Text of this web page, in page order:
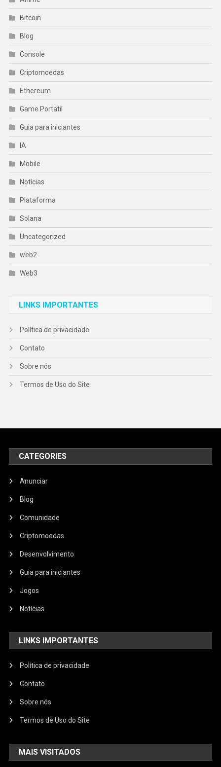
Bitcoin
Blog
Console
Criptomoedas
Ethereum
Game Portatil
Guia para iniciantes
IA
Mobile
Notícias
Plataforma
Solana
Uncategorized
web2
Web3
LINKS IMPORTANTES
Política de privacidade
Contato
Sobre nós
Termos de Uso do Site
CATEGORIES
Anunciar
Blog
Comunidade
Criptomoedas
Desenvolvimento
Guia para iniciantes
Jogos
Notícias
LINKS IMPORTANTES
Política de privacidade
Contato
Sobre nós
Termos de Uso do Site
MAIS VISITADOS